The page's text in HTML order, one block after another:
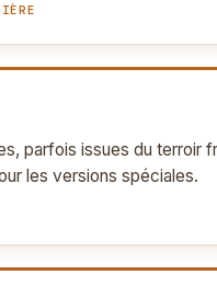
parfois issues du terroir
les versions spéciales.